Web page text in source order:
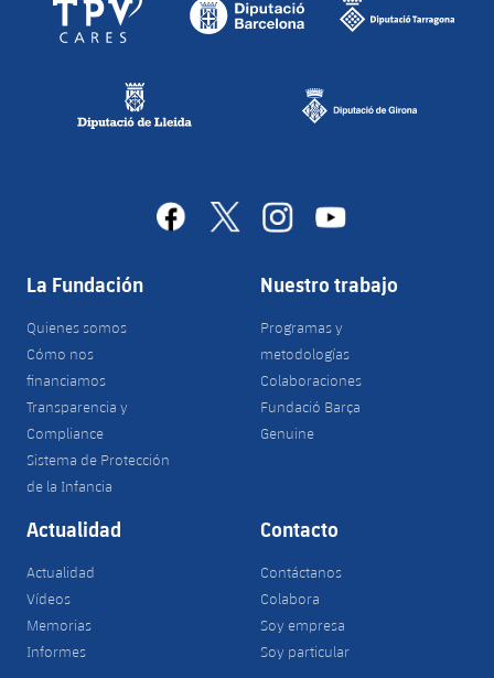
facebook
x instagramyoutube
La Fundación
Quienes somos
Cómo nos
financiamos
Transparencia y
Compliance
Sistema de Protección
de la Infancia
Nuestro trabajo
Programas y
metodologías
Colaboraciones
Fundació Barça
Genuine
Actualidad
Actualidad
Vídeos
Memorias
Informes
Contacto
Contáctanos
Colabora
Soy empresa
Soy particular